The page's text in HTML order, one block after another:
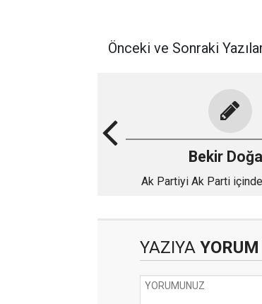
Önceki ve Sonraki
Bekir
Ak Partiyi Ak Parti
YAZIYA